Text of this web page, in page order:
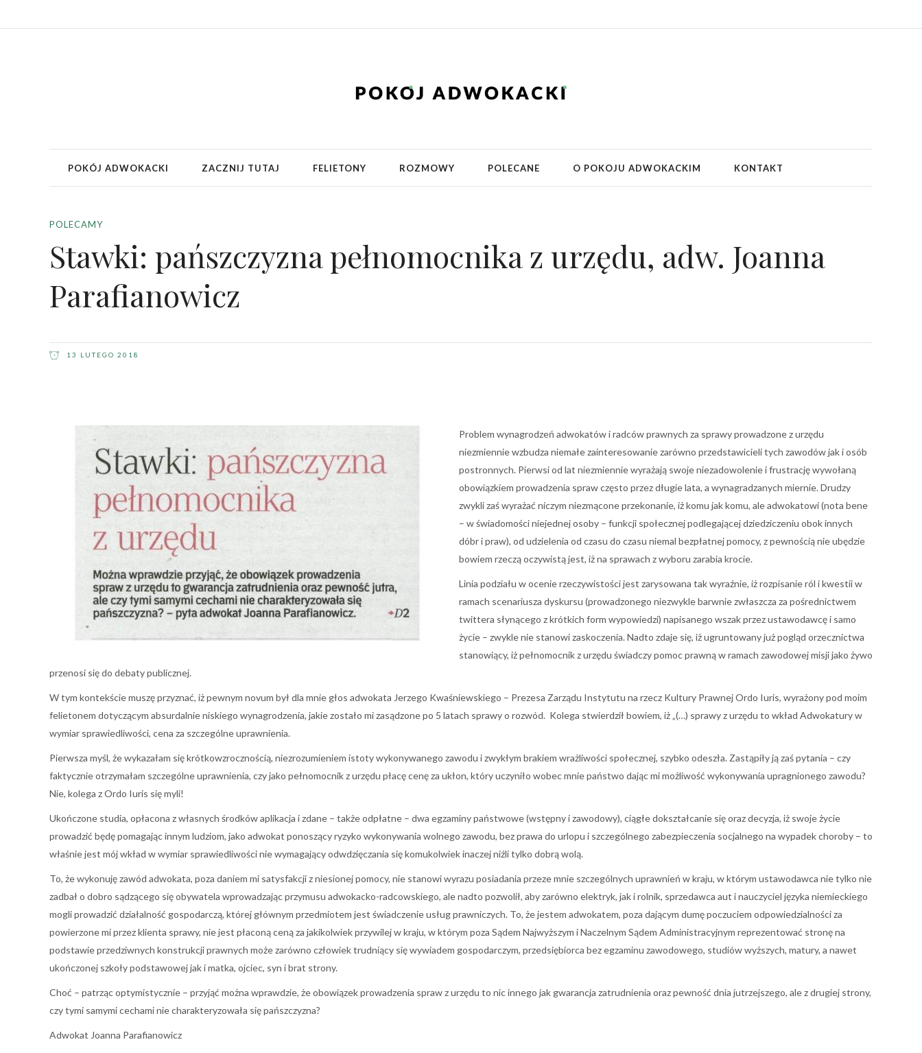
POKÓJ ADWOKACKI ZACZNIJ TUTAJ FELIETONY ROZMOWY POLECANE O POKOJU ADWOKACKIM KONTAKT
POLECAMY
Stawki: pańszczyzna pełnomocnika z urzędu, adw. Joanna
Parafianowicz
13 LUTEGO 2018
Problem wynagrodzeń adwokatów i radców prawnych za sprawy prowadzone z urzędu
niezmiennie wzbudza niemałe zainteresowanie zarówno przedstawicieli tych zawodów jak i osób
postronnych. Pierwsi od lat niezmiennie wyrażają swoje niezadowolenie i frustrację wywołaną
obowiązkiem prowadzenia spraw często przez długie lata, a wynagradzanych miernie. Drudzy
zwykli zaś wyrażać niczym niezmącone przekonanie, iż komu jak komu, ale adwokatowi (nota bene
– w świadomości niejednej osoby – funkcji społecznej podlegającej dziedziczeniu obok innych
dóbr i praw), od udzielenia od czasu do czasu niemal bezpłatnej pomocy, z pewnością nie ubędzie
bowiem rzeczą oczywistą jest, iż na sprawach z wyboru zarabia krocie.
Linia podziału w ocenie rzeczywistości jest zarysowana tak wyraźnie, iż rozpisanie ról i kwestii w
ramach scenariusza dyskursu (prowadzonego niezwykle barwnie zwłaszcza za pośrednictwem
twittera słynącego z krótkich form wypowiedzi) napisanego wszak przez ustawodawcę i samo
życie – zwykle nie stanowi zaskoczenia. Nadto zdaje się, iż ugruntowany już pogląd orzecznictwa
stanowiący, iż pełnomocnik z urzędu świadczy pomoc prawną w ramach zawodowej misji jako żywo
przenosi się do debaty publicznej.
W tym kontekście muszę przyznać, iż pewnym novum był dla mnie głos adwokata Jerzego Kwaśniewskiego – Prezesa Zarządu Instytutu na rzecz Kultury Prawnej Ordo Iuris, wyrażony pod moim
felietonem dotyczącym absurdalnie niskiego wynagrodzenia, jakie zostało mi zasądzone po 5 latach sprawy o rozwód. Kolega stwierdził bowiem, iż „(…) sprawy z urzędu to wkład Adwokatury w
wymiar sprawiedliwości, cena za szczególne uprawnienia.
Pierwsza myśl, że wykazałam się krótkowzrocznością, niezrozumieniem istoty wykonywanego zawodu i zwykłym brakiem wrażliwości społecznej, szybko odeszła. Zastąpiły ją zaś pytania – czy
faktycznie otrzymałam szczególne uprawnienia, czy jako pełnomocnik z urzędu płacę cenę za ukłon, który uczyniło wobec mnie państwo dając mi możliwość wykonywania upragnionego zawodu?
Nie, kolega z Ordo Iuris się myli!
Ukończone studia, opłacona z własnych środków aplikacja i zdane – także odpłatne – dwa egzaminy państwowe (wstępny i zawodowy), ciągłe dokształcanie się oraz decyzja, iż swoje życie
prowadzić będę pomagając innym ludziom, jako adwokat ponoszący ryzyko wykonywania wolnego zawodu, bez prawa do urlopu i szczególnego zabezpieczenia socjalnego na wypadek choroby – to
właśnie jest mój wkład w wymiar sprawiedliwości nie wymagający odwdzięczania się komukolwiek inaczej niźli tylko dobrą wolą.
To, że wykonuję zawód adwokata, poza daniem mi satysfakcji z niesionej pomocy, nie stanowi wyrazu posiadania przeze mnie szczególnych uprawnień w kraju, w którym ustawodawca nie tylko nie
zadbał o dobro sądzącego się obywatela wprowadzając przymusu adwokacko-radcowskiego, ale nadto pozwolił, aby zarówno elektryk, jak i rolnik, sprzedawca aut i nauczyciel języka niemieckiego
mogli prowadzić działalność gospodarczą, której głównym przedmiotem jest świadczenie usług prawniczych. To, że jestem adwokatem, poza dającym dumę poczuciem odpowiedzialności za
powierzone mi przez klienta sprawy, nie jest płaconą ceną za jakikolwiek przywilej w kraju, w którym poza Sądem Najwyższym i Naczelnym Sądem Administracyjnym reprezentować stronę na
podstawie przedziwnych konstrukcji prawnych może zarówno człowiek trudniący się wywiadem gospodarczym, przedsiębiorca bez egzaminu zawodowego, studiów wyższych, matury, a nawet
ukończonej szkoły podstawowej jak i matka, ojciec, syn i brat strony.
Choć – patrząc optymistycznie – przyjąć można wprawdzie, że obowiązek prowadzenia spraw z urzędu to nic innego jak gwarancja zatrudnienia oraz pewność dnia jutrzejszego, ale z drugiej strony,
czy tymi samymi cechami nie charakteryzowała się pańszczyzna?
Adwokat Joanna Parafianowicz